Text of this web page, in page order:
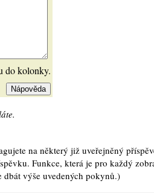
do kolonky.
na některý již uveřejněný
Funkce, která je pro každý
dbát výše uvedených pokynů.)